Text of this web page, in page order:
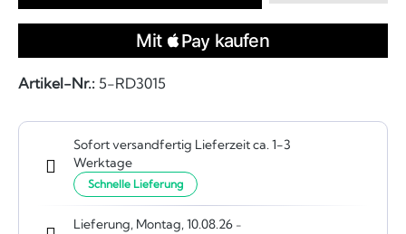
Artikel-Nr.: 5-RD3015
Sofort versandfertig Lieferzeit ca. 1-3
Werktage
Schnelle Lieferung
Lieferung, Montag, 10.08.26 -